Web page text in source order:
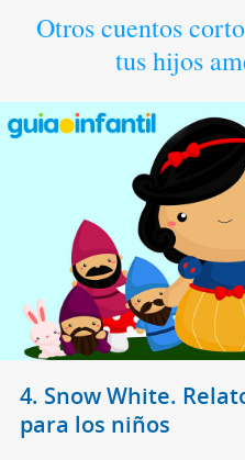
Otros cuentos
tus hijos
4. Snow White.
para los niños